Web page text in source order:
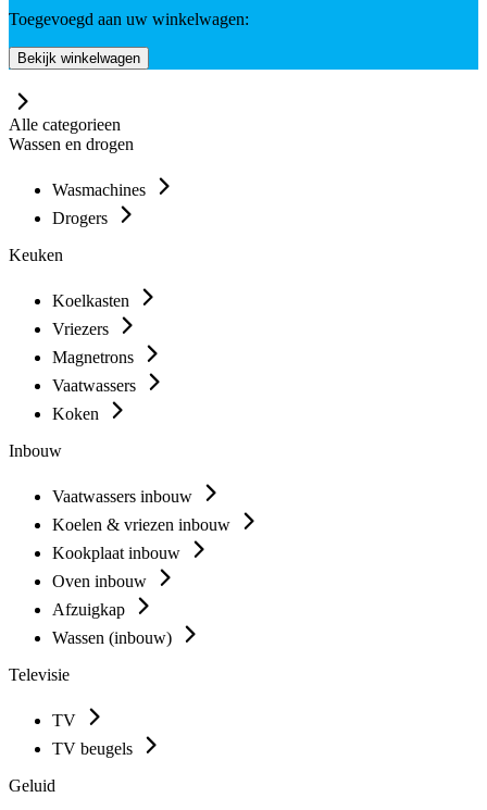
Toegevoegd aan uw winkelwagen:
Bekijk winkelwagen
Alle categorieen
Wassen en drogen
Wasmachines
Drogers
Keuken
Koelkasten
Vriezers
Magnetrons
Vaatwassers
Koken
Inbouw
Vaatwassers inbouw
Koelen & vriezen inbouw
Kookplaat inbouw
Oven inbouw
Afzuigkap
Wassen (inbouw)
Televisie
TV
TV beugels
Geluid